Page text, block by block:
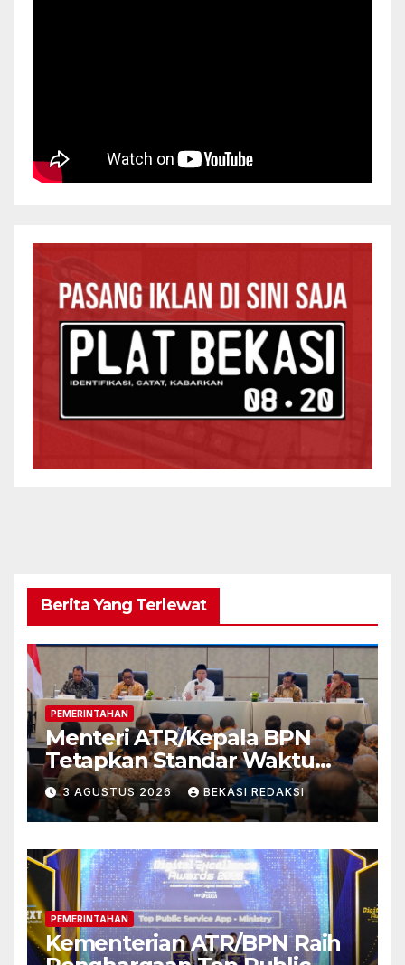
Berita Yang Terlewat
PEMERINTAHAN
Menteri ATR/Kepala BPN
Tetapkan Standar Waktu
Layanan untuk Pengukuran
Tanah dan Peralihan Hak
3 AGUSTUS 2026 BEKASI REDAKSI
PEMERINTAHAN
Kementerian ATR/BPN Raih